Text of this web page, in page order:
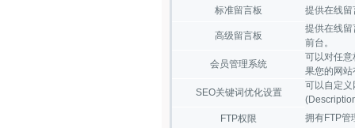
标准留言板
提供在线
高级留言板
提供在线
前台。
会员管理系统
可以对任
果您的网
SEO关键词优化设置
可以自定
FTP权限
拥有FTP管